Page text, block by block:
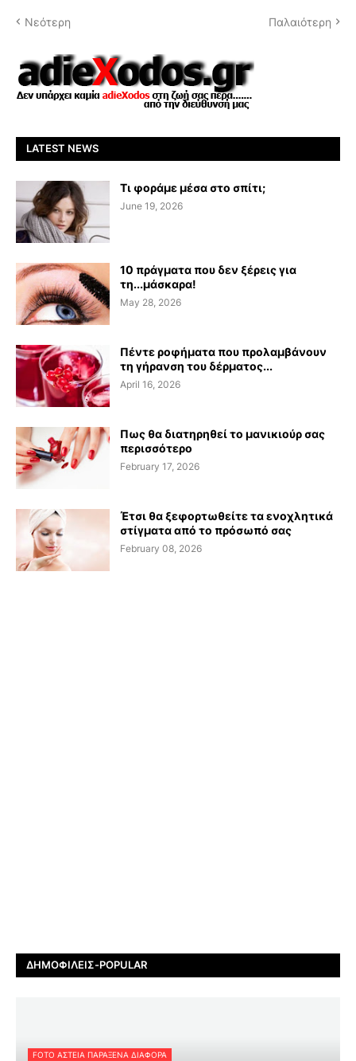
Νεότερη Παλαιότερη
LATEST NEWS
Τι φοράμε μέσα στο σπίτι;
June 19, 2026
10 πράγματα που δεν ξέρεις για
τη...μάσκαρα!
May 28, 2026
Πέντε ροφήματα που προλαμβάνουν
τη γήρανση του δέρματος...
April 16, 2026
Πως θα διατηρηθεί το μανικιούρ σας
περισσότερο
February 17, 2026
Έτσι θα ξεφορτωθείτε τα ενοχλητικά
στίγματα από το πρόσωπό σας
February 08, 2026
ΔΗΜΟΦΙΛΕΊΣ-POPULAR
FOTO ΑΣΤΕΙΑ ΠΑΡΑΞΕΝΑ ΔΙΑΦΟΡΑ